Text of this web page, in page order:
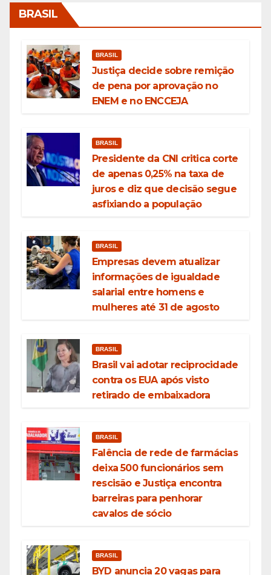
BRASIL
BRASIL
Justiça decide sobre remição
de pena por aprovação no
ENEM e no ENCCEJA
BRASIL
Presidente da CNI critica corte
de apenas 0,25% na taxa de
juros e diz que decisão segue
asfixiando a população
BRASIL
Empresas devem atualizar
informações de igualdade
salarial entre homens e
mulheres até 31 de agosto
BRASIL
Brasil vai adotar reciprocidade
contra os EUA após visto
retirado de embaixadora
BRASIL
Falência de rede de farmácias
deixa 500 funcionários sem
rescisão e Justiça encontra
barreiras para penhorar
cavalos de sócio
BRASIL
BYD anuncia 20 vagas para